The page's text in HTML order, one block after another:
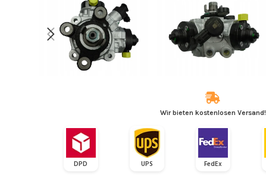
Wir bieten kostenlosen Versand!
DPD UPS FedEx